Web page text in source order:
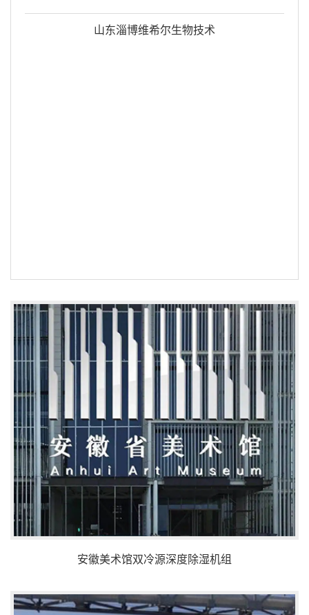
深圳北理莫斯科大学泳池三集一体
安徽美术馆双冷源深度除湿机组